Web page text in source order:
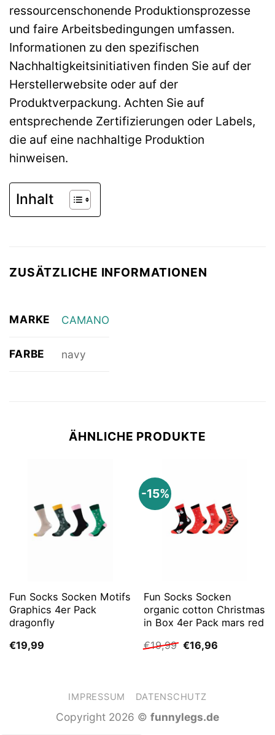
ressourcenschonende Produktionsprozesse
und faire Arbeitsbedingungen umfassen.
Informationen zu den spezifischen
Nachhaltigkeitsinitiativen finden Sie auf der
Herstellerwebsite oder auf der
Produktverpackung. Achten Sie auf
entsprechende Zertifizierungen oder Labels,
die auf eine nachhaltige Produktion
hinweisen.
Inhalt
ZUSÄTZLICHE INFORMATIONEN
MARKE CAMANO
FARBE navy
ÄHNLICHE PRODUKTE
Fun Socks Socken Motifs
Graphics 4er Pack
dragonfly
€19,99
-15%
Fun Socks Socken
organic cotton Christmas
in Box 4er Pack mars red
€19,99 Ursprünglicher
Preis
€16,96Aktueller
IMPRESSUM DATENSCHUTZ
Copyright 2026 © funnylegs.de